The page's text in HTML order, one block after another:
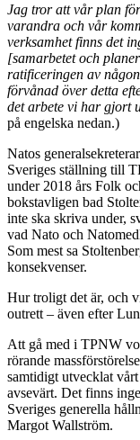
Jag tror att vår plan
varandra och vår
verksamhet finns det
[samarbetet och
ratificeringen av
förvånad över detta
det arbete vi har gjort
på engelska nedan.)
Natos
Sveriges ställning till
under 2018 års Folk
bokstavligen bad
inte ska skriva under,
vad Nato och
Som mest sa
konsekvenser.
Hur troligt det är, och
outrett – även efter
Att gå med i TPNW
rörande
samtidigt utvecklat
avsevärt. Det finns
Sveriges generella
Margot Wallström.